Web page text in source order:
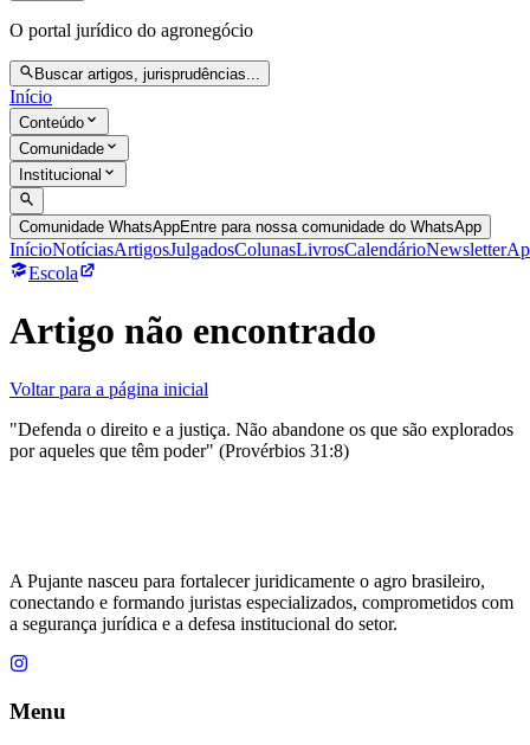
O portal jurídico do agronegócio
Buscar artigos, jurisprudências...
Início
Conteúdo
Comunidade
Institucional
Comunidade WhatsAppEntre para nossa comunidade do WhatsApp
InícioNotíciasArtigosJulgadosColunasLivrosCalendárioNewsletter
Escola
Artigo não encontrado
Voltar para a página inicial
"Defenda o direito e a justiça. Não abandone os que são explorados
por aqueles que têm poder" (Provérbios 31:8)
A Pujante nasceu para fortalecer juridicamente o agro brasileiro,
conectando e formando juristas especializados, comprometidos com
a segurança jurídica e a defesa institucional do setor.
Menu